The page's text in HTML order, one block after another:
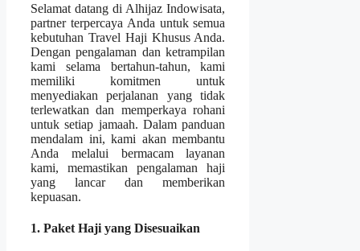
Selamat datang di Alhijaz Indowisata,
partner terpercaya Anda untuk semua
kebutuhan Travel Haji Khusus Anda.
Dengan pengalaman dan ketrampilan
kami selama bertahun-tahun, kami
memiliki komitmen untuk
menyediakan perjalanan yang tidak
terlewatkan dan memperkaya rohani
untuk setiap jamaah. Dalam panduan
mendalam ini, kami akan membantu
Anda melalui bermacam layanan
kami, memastikan pengalaman haji
yang lancar dan memberikan
kepuasan.
1. Paket Haji yang Disesuaikan